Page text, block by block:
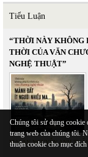
Tiểu Luận
“THỜI NÀY KHÔNG
THỜI CỦA VĂN
NGHỆ THUẬT”
MAI AN NGUYỄN ANH
Chúng tôi sử dụng cookie
trang web của chúng tôi.
thuận cookie cho mục đích